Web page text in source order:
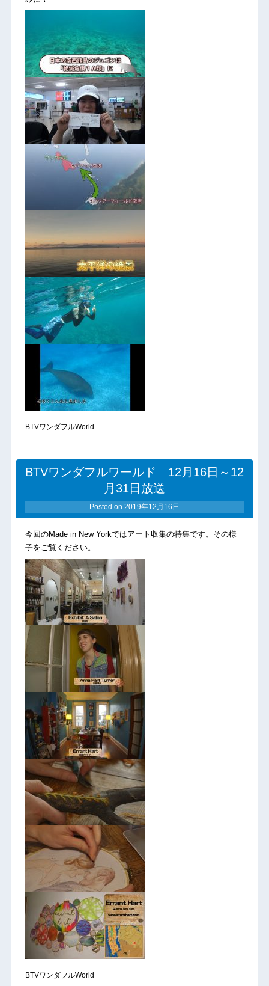
BTVワンダフルWorld
BTVワンダフルワールド 12月16日～12
月31日放送
Posted on 2019年12月16日
今回のMade in New Yorkではアート収集の特集です。その様
子をご覧ください。
BTVワンダフルWorld